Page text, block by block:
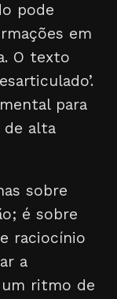
pode
em
O texto
para
de alta
sobre
é sobre
raciocínio
a
ritmo de